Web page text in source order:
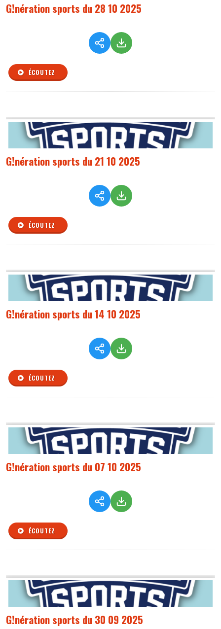
G!nération sports du 28 10 2025
ÉCOUTEZ
G!nération sports du 21 10 2025
ÉCOUTEZ
G!nération sports du 14 10 2025
ÉCOUTEZ
G!nération sports du 07 10 2025
ÉCOUTEZ
G!nération sports du 30 09 2025